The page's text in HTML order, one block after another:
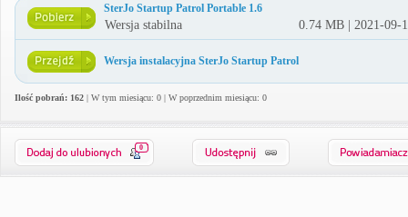
SterJo Startup Patrol Portable 1.6
Wersja stabilna 0.74 MB | 2021-09-
Wersja instalacyjna SterJo Startup Patrol
Ilość pobrań: 162 | W tym miesiącu: 0 | W poprzednim miesiącu: 0
0